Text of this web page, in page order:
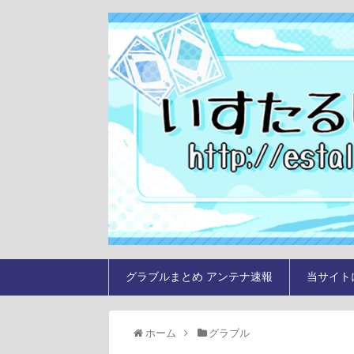
グラブルまとめ アンテナ速報 当サイ
ホーム グラブル